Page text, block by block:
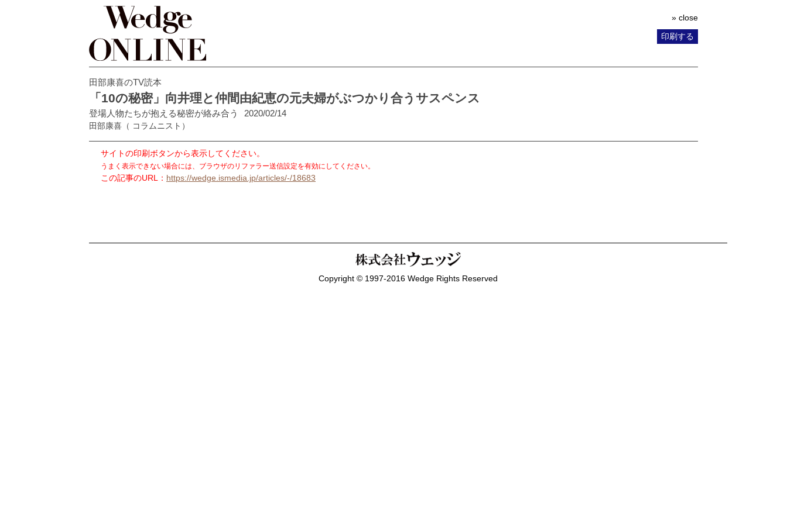
» close
印刷する
田部康喜のTV読本
「10の秘密」向井理と仲間由紀恵の元夫婦がぶつかり合うサスペンス
登場人物たちが抱える秘密が絡み合う 2020/02/14
田部康喜 （ コラムニスト）
サイトの印刷ボタンから表示してください。
うまく表示できない場合には、ブラウザのリファラー送信設定を有効にしてください。
この記事のURL： https://wedge.ismedia.jp/articles/-/18683
Copyright © 1997-2016 Wedge Rights Reserved